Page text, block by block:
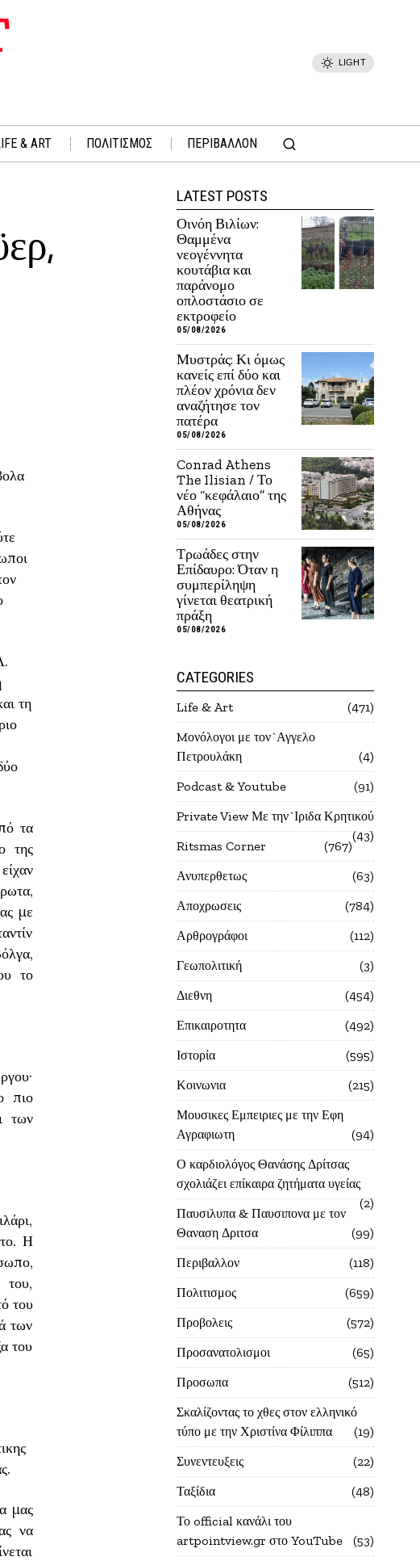
LIGHT
& ART ΠΟΛΙΤΙΣΜΟΣ ΠΕΡΙΒΑΛΛΟΝ
τη
τα
της
με
το
πιο
των
Η
του
των
του
μας
να
LATEST POSTS
Οινόη Βιλίων:
Θαμμένα
νεογέννητα
κουτάβια και
παράνομο
οπλοστάσιο σε
εκτροφείο
05/08/2026
Μυστράς: Κι όμως
κανείς επί δύο και
πλέον χρόνια δεν
αναζήτησε τον
πατέρα
05/08/2026
Conrad Athens
The Ilisian / Το
νέο “κεφάλαιο” της
Αθήνας
05/08/2026
Τρωάδες στην
Επίδαυρο: Όταν η
συμπερίληψη
γίνεται θεατρική
πράξη
05/08/2026
CATEGORIES
Life & Art
471
Mονόλογοι με τον`Αγγελο
Πετρουλάκη
4
Podcast & Youtube
91
Private View Με την`Ιριδα Κρητικού
43
Ritsmas Corner
767
Ανυπερθετως
63
Αποχρωσεις
784
Αρθρογράφοι
112
Γεωπολιτική
3
Διεθνη
454
Επικαιροτητα
492
Ιστορία
595
Κοινωνια
215
Μουσικες Εμπειριες με την Εφη
Αγραφιωτη
94
Ο καρδιολόγος Θανάσης Δρίτσας
σχολιάζει επίκαιρα ζητήματα υγείας
2
Παυσιλυπα & Παυσιπονα με τον
Θαναση Δριτσα
99
Περιβαλλον
118
Πολιτισμος
659
Προβολεις
572
Προσανατολισμοι
65
Προσωπα
512
Σκαλίζοντας το χθες στον ελληνικό
τύπο με την Χριστίνα Φίλιππα
19
Συνεντευξεις
22
Ταξίδια
48
Το official κανάλι του
artpointview.gr στο YouTube
53